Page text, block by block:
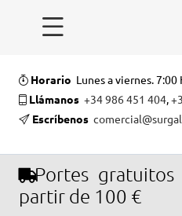

Horario Lunes a viernes. 7:00
Llámanos +34 986 451 404,
Escríbenos
Portes gratuitos
partir de 100 €